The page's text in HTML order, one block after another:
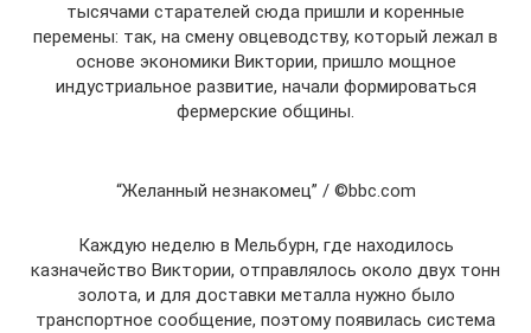
тысячами старателей сюда пришли и коренные
перемены: так, на смену овцеводству, который лежал в
основе экономики Виктории, пришло мощное
индустриальное развитие, начали формироваться
фермерские общины.
“Желанный незнакомец” / ©bbc.com
Каждую неделю в Мельбурн, где находилось
казначейство Виктории, отправлялось около двух тонн
золота, и для доставки металла нужно было
транспортное сообщение, поэтому появилась система